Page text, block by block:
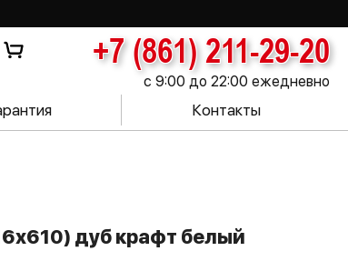
+7 (861) 211-29-20
с 9:00 до 22:00 ежедневно
Контакты
дуб крафт белый